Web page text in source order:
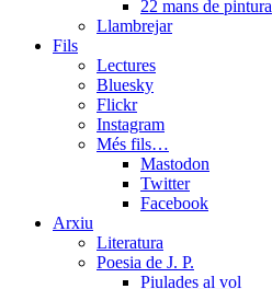
22 mans de pintura
Llambrejar
Fils
Lectures
Bluesky
Flickr
Instagram
Més fils…
Mastodon
Twitter
Facebook
Arxiu
Literatura
Poesia de J. P.
Piulades al vol